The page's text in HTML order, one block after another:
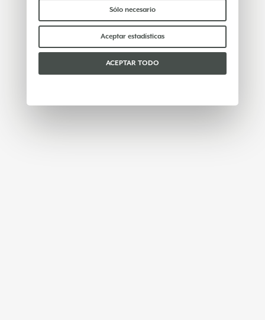
Para saber más puedes consultar nuestra
de cookies.
Por favor, elige qué cookies aceptar:
Sólo necesario
Aceptar estadísticas
ACEPTAR TODO